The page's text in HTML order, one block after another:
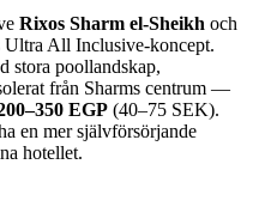
Rixos Sharm el-Sheikh och
Ultra All Inclusive-koncept.
stora poollandskap,
från Sharms centrum —
EGP (40–75 SEK).
en mer självförsörjande
hotellet.